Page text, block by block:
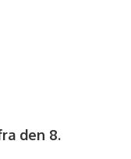
den 8.